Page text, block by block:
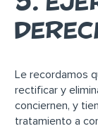
Le recordamos
rectificar y
conciernen, y
tratamiento a